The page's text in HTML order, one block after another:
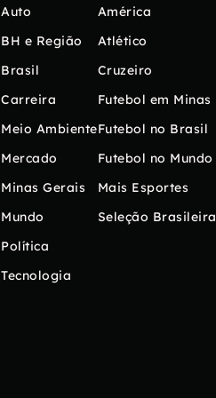
Auto
BH e Região
Brasil
Carreira
Meio Ambiente
Mercado
Minas Gerais
Mundo
Política
Tecnologia
América
Atlético
Cruzeiro
Futebol em Minas
Futebol no Brasil
Futebol no Mundo
Mais Esportes
Seleção Brasileira